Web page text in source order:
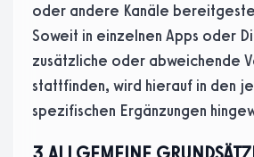
oder andere Kanäle
Soweit in einzelnen Apps oder
zusätzliche oder abweichende
stattfinden, wird hierauf in den
spezifischen Ergänzungen